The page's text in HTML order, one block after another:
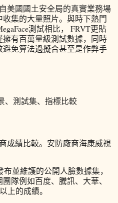
美國國土安全局的真實業務場
集的大量照片。與時下熱門
測試相比， FRVT更貼
有百萬量級測試數據，同時
免算法過擬合甚至是作弊手
、測試集、指標比較
成績比較。安防廠商海康威視
並維護的公開人臉數據集，
隊例如百度、騰訊、大華、
上的成績。